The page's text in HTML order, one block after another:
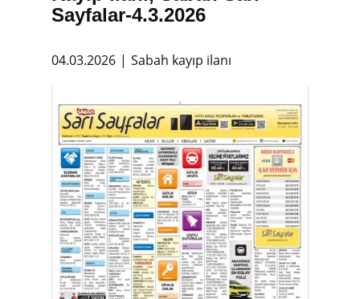
Sayfalar-4.3.2026
04.03.2026 Sabah kayıp ilanı